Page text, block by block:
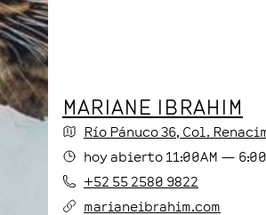
MARIANE IBRAHIM
Río Pánuco36, Col.
hoyabierto 11:00AM —
+52 55 2580 9822
marianeibrahim.com